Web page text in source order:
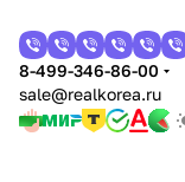
8-499-346-86-00
sale@realkorea.ru